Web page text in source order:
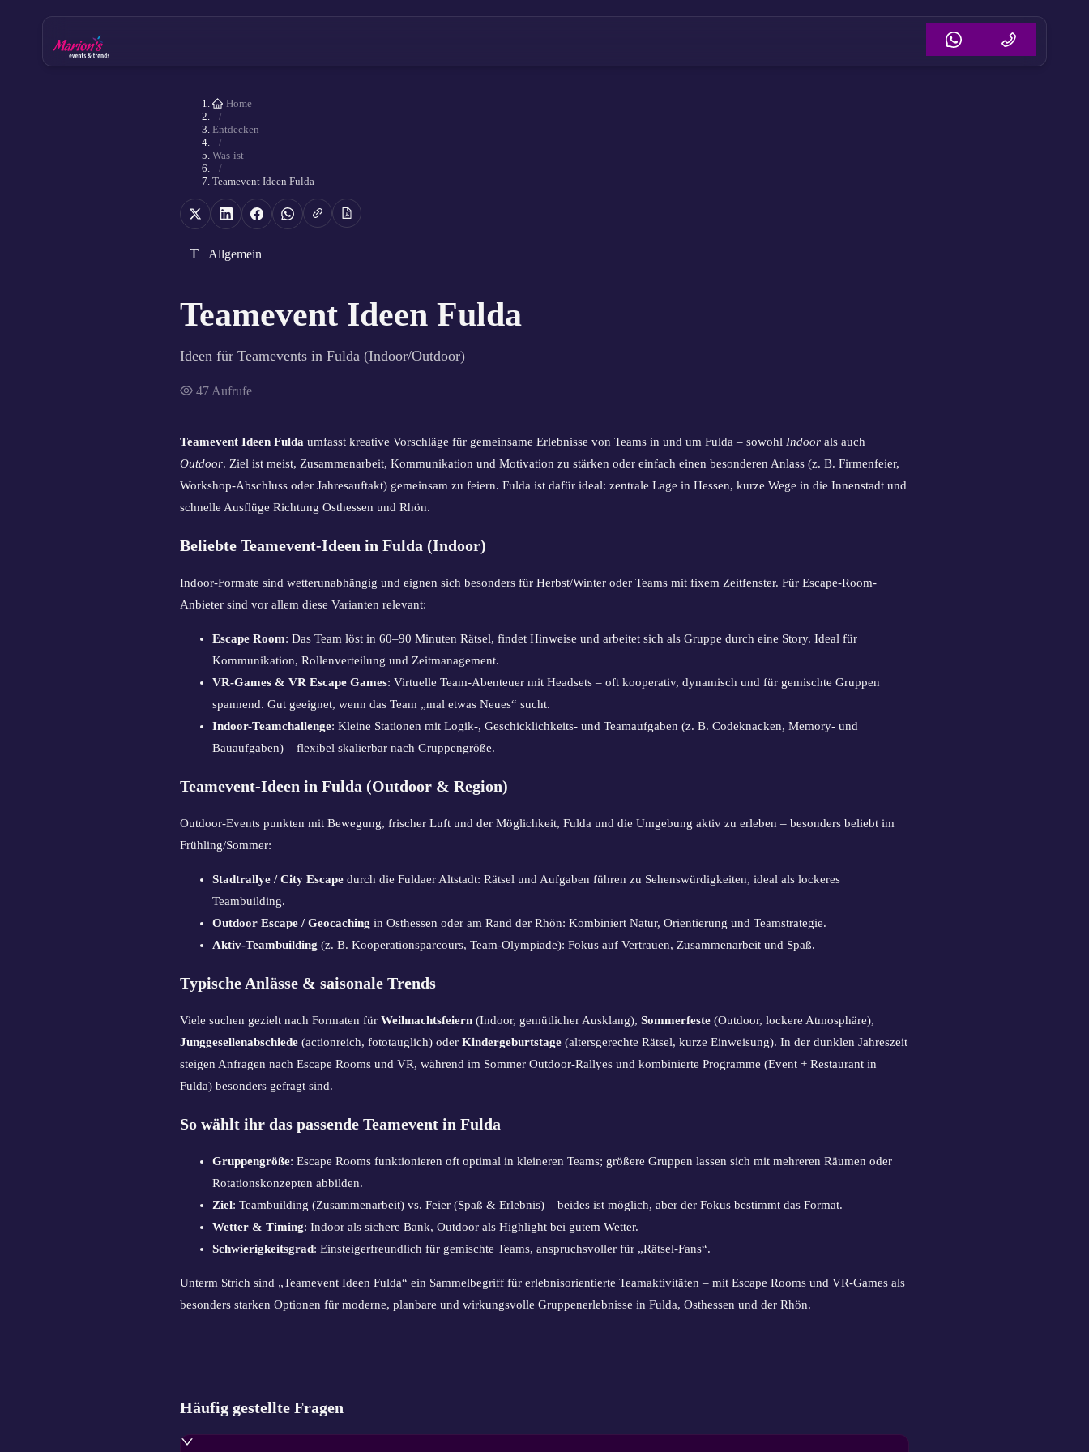
Home
/
Entdecken
/
Was-ist
/
Teamevent Ideen Fulda
T Allgemein
Teamevent Ideen Fulda
Ideen für Teamevents in Fulda (Indoor/Outdoor)
47 Aufrufe
Teamevent Ideen Fulda umfasst kreative Vorschläge für gemeinsame Erlebnisse von Teams in und um Fulda – sowohl Indoor als auch
Outdoor. Ziel ist meist, Zusammenarbeit, Kommunikation und Motivation zu stärken oder einfach einen besonderen Anlass (z. B. Firmenfeier,
Workshop-Abschluss oder Jahresauftakt) gemeinsam zu feiern. Fulda ist dafür ideal: zentrale Lage in Hessen, kurze Wege in die Innenstadt und
schnelle Ausflüge Richtung Osthessen und Rhön.
Beliebte Teamevent-Ideen in Fulda (Indoor)
Indoor-Formate sind wetterunabhängig und eignen sich besonders für Herbst/Winter oder Teams mit fixem Zeitfenster. Für Escape-Room-
Anbieter sind vor allem diese Varianten relevant:
Escape Room: Das Team löst in 60–90 Minuten Rätsel, findet Hinweise und arbeitet sich als Gruppe durch eine Story. Ideal für
Kommunikation, Rollenverteilung und Zeitmanagement.
VR-Games & VR Escape Games: Virtuelle Team-Abenteuer mit Headsets – oft kooperativ, dynamisch und für gemischte Gruppen
spannend. Gut geeignet, wenn das Team „mal etwas Neues“ sucht.
Indoor-Teamchallenge: Kleine Stationen mit Logik-, Geschicklichkeits- und Teamaufgaben (z. B. Codeknacken, Memory- und
Bauaufgaben) – flexibel skalierbar nach Gruppengröße.
Teamevent-Ideen in Fulda (Outdoor & Region)
Outdoor-Events punkten mit Bewegung, frischer Luft und der Möglichkeit, Fulda und die Umgebung aktiv zu erleben – besonders beliebt im
Frühling/Sommer:
Stadtrallye / City Escape durch die Fuldaer Altstadt: Rätsel und Aufgaben führen zu Sehenswürdigkeiten, ideal als lockeres
Teambuilding.
Outdoor Escape / Geocaching in Osthessen oder am Rand der Rhön: Kombiniert Natur, Orientierung und Teamstrategie.
Aktiv-Teambuilding (z. B. Kooperationsparcours, Team-Olympiade): Fokus auf Vertrauen, Zusammenarbeit und Spaß.
Typische Anlässe & saisonale Trends
Viele suchen gezielt nach Formaten für Weihnachtsfeiern (Indoor, gemütlicher Ausklang), Sommerfeste (Outdoor, lockere Atmosphäre),
Junggesellenabschiede (actionreich, fototauglich) oder Kindergeburtstage (altersgerechte Rätsel, kurze Einweisung). In der dunklen Jahreszeit
steigen Anfragen nach Escape Rooms und VR, während im Sommer Outdoor-Rallyes und kombinierte Programme (Event + Restaurant in
Fulda) besonders gefragt sind.
So wählt ihr das passende Teamevent in Fulda
Gruppengröße: Escape Rooms funktionieren oft optimal in kleineren Teams; größere Gruppen lassen sich mit mehreren Räumen oder
Rotationskonzepten abbilden.
Ziel: Teambuilding (Zusammenarbeit) vs. Feier (Spaß & Erlebnis) – beides ist möglich, aber der Fokus bestimmt das Format.
Wetter & Timing: Indoor als sichere Bank, Outdoor als Highlight bei gutem Wetter.
Schwierigkeitsgrad: Einsteigerfreundlich für gemischte Teams, anspruchsvoller für „Rätsel-Fans“.
Unterm Strich sind „Teamevent Ideen Fulda“ ein Sammelbegriff für erlebnisorientierte Teamaktivitäten – mit Escape Rooms und VR-Games als
besonders starken Optionen für moderne, planbare und wirkungsvolle Gruppenerlebnisse in Fulda, Osthessen und der Rhön.
Häufig gestellte Fragen